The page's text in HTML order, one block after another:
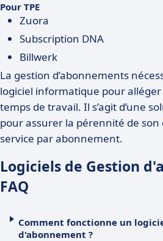
Pour TPE
Zuora
Subscription DNA
Billwerk
La gestion d’abonnements
logiciel informatique pour
temps de travail. Il s’agit d’une
pour assurer la pérennité de
service par abonnement.
Logiciels de Gestion
FAQ
Comment fonctionne un
d'abonnement ?